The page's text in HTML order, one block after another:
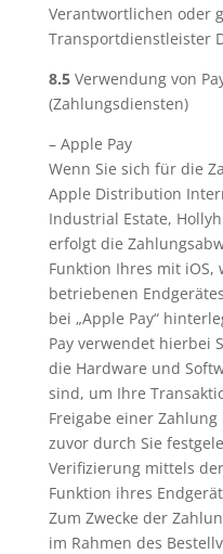
Verantwortlichen oder
Transportdienstleister
8.5Verwendung von
(Zahlungsdiensten)
– Apple Pay
Wenn Sie sich für die
Apple Distribution
Industrial Estate,
erfolgt die
Funktion Ihres mit iOS,
betriebenen
bei „Apple Pay“
Pay verwendet hierbei
die Hardware und
sind, um Ihre
Freigabe einer
zuvor durch Sie
Verifizierung mittels der
Funktion ihres
Zum Zwecke der
im Rahmen des